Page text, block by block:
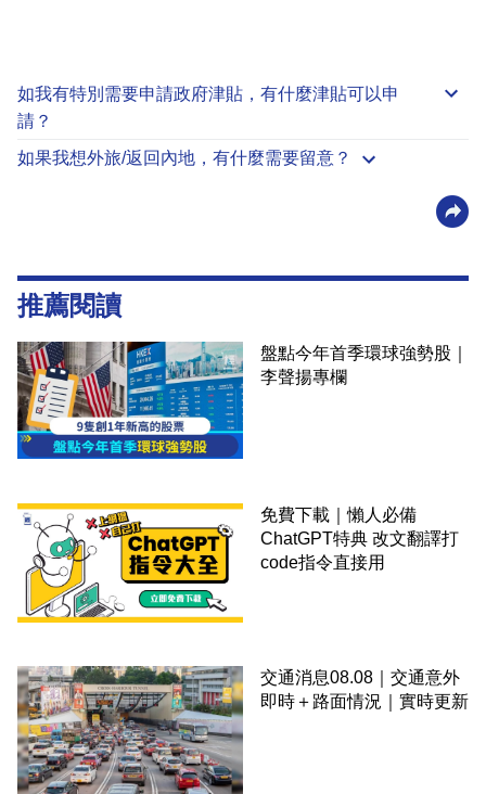
如我有特別需要申請政府津貼 ，有什麼津貼可以申
請？
如果我想外旅/返回內地，有什麼需要留意？
推薦閱讀
盤點今年首季環球強勢股｜
李聲揚專欄
免費下載｜懶人必備
ChatGPT特典 改文翻譯打
code指令直接用
交通消息08.08｜交通意外
即時＋路面情況｜實時更新